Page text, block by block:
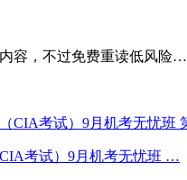
容，不过免费重读低风险…
考试）9月机考无忧班 …